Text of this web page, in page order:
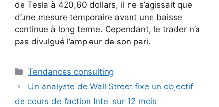
de Tesla à 420,60 dollars, il ne s’agissait que
d’une mesure temporaire avant une baisse
continue à long terme. Cependant, le trader n’a
pas divulgué l’ampleur de son pari.
Catégories
Tendances consulting
Un analyste de Wall Street fixe un objectif
de cours de l’action Intel sur 12 mois